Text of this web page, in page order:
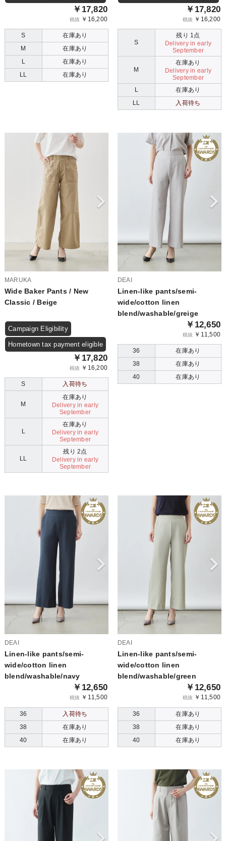
￥17,820
税抜 ￥16,200
S
在庫あり
M
在庫あり
L
在庫あり
LL
在庫あり
￥17,820
税抜 ￥16,200
S
残り 1点
Delivery in early
September
M
在庫あり
Delivery in early
September
L
在庫あり
LL
入荷待ち
MARUKA
Wide Baker Pants / New
Classic / Beige
Campaign Eligibility
Hometown tax payment eligible
￥17,820
税抜 ￥16,200
S 入荷待ち
M
在庫あり
Delivery in early
September
L
在庫あり
Delivery in early
September
LL
残り 2点
Delivery in early
September
DEAI
Linen-like pants/semi-
wide/cotton linen
blend/washable/greige
￥12,650
税抜 ￥11,500
36
在庫あり
38
在庫あり
40
在庫あり
DEAI
Linen-like pants/semi-
wide/cotton linen
blend/washable/navy
￥12,650
税抜 ￥11,500
36
入荷待ち
38
在庫あり
40
在庫あり
DEAI
Linen-like pants/semi-
wide/cotton linen
blend/washable/green
￥12,650
税抜 ￥11,500
36
在庫あり
38
在庫あり
40
在庫あり